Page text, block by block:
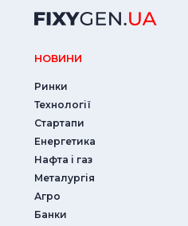
НОВИНИ
Ринки
Технології
Стартапи
Енергетика
Нафта і газ
Металургія
Агро
Банки